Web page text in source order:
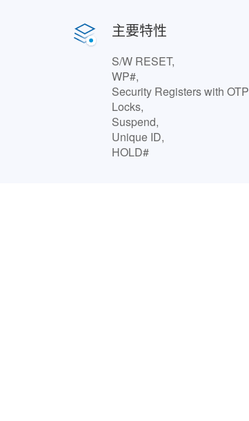
主要特性
S/W RESET,
WP#,
Security Registers with OTP
Locks,
Suspend,
Unique ID,
HOLD#